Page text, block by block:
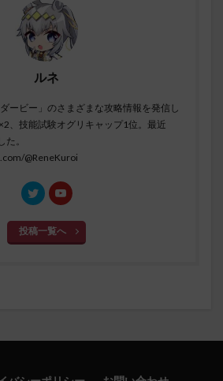
ルネ
ダービー」のさまざまな攻略情報を発信し
、技能試験オグリキャップ1位。最近
。
@ReneKuroi
投稿一覧へ